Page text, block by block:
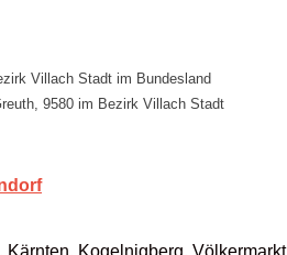
Villach Stadt im Bundesland
9580 im Bezirk Villach Stadt
, Kärnten, Kogelnigberg, Völkermarkt